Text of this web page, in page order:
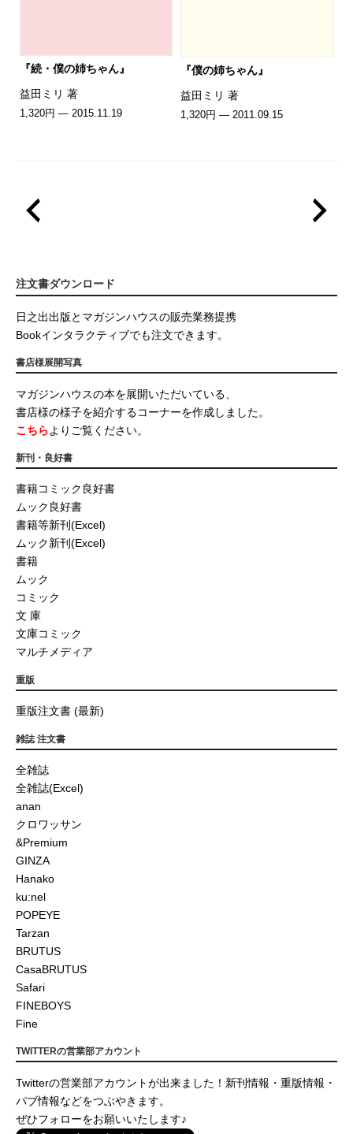
『続・僕の姉ちゃん』
益田ミリ 著
1,320円 — 2015.11.19
『僕の姉ちゃん』
益田ミリ 著
1,320円 — 2011.09.15
注文書ダウンロード
日之出出版とマガジンハウスの販売業務提携
Bookインタラクティブでも注文できます。
書店様展開写真
マガジンハウスの本を展開いただいている、
書店様の様子を紹介するコーナーを作成しました。
こちらよりご覧ください。
新刊・良好書
書籍コミック良好書
ムック良好書
書籍等新刊(Excel)
ムック新刊(Excel)
書籍
ムック
コミック
文 庫
文庫コミック
マルチメディア
重版
重版注文書 (最新)
雑誌 注文書
全雑誌
全雑誌(Excel)
anan
クロワッサン
&Premium
GINZA
Hanako
ku:nel
POPEYE
Tarzan
BRUTUS
CasaBRUTUS
Safari
FINEBOYS
Fine
TWITTERの営業部アカウント
Twitterの営業部アカウントが出来ました！新刊情報・重版情報・
パブ情報などをつぶやきます。
ぜひフォローをお願いいたします♪